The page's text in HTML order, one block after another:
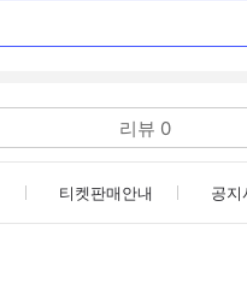
리뷰 0
티켓판매안내 공지